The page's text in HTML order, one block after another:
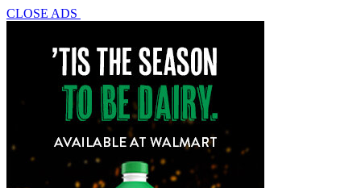
CLOSE ADS